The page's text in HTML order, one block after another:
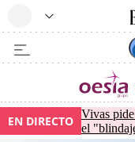
EN DIRECTO Vivas
el